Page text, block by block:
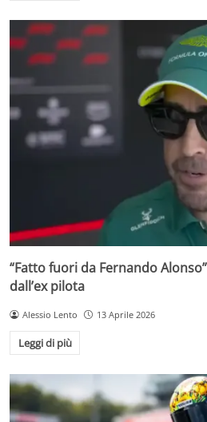
“Fatto fuori da Fernando
dall’ex pilota
Alessio Lento 13 Aprile 2026
Leggi di più